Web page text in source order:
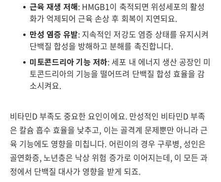
근육 재생 저해: HMGB1이 축적되면 위성세포의 활성
화가 억제되어 근육 손상 후 회복이 지연되요.
만성 염증 유발: 지속적인 저강도 염증 상태를 유지시켜
단백질 합성을 방해하고 분해를 촉진합니다.
미토콘드리아 기능 저하: 세포 내 에너지 생산 공장인 미
토콘드리아의 기능을 떨어뜨려 단백질 합성 효율을 감
소시켜요.
비타민D 부족도 중요한 요인이에요. 만성적인 비타민D 부족
은 칼슘 흡수 효율을 낮추고, 이는 골격계 문제뿐만 아니라 근
육 기능에도 영향을 미칩니다. 어린이의 경우 구루병, 성인은
골연화증, 노년층은 낙상 위험 증가로 이어지는데, 이 모든 과
정에서 단백질 대사가 영향을 받게 되죠.